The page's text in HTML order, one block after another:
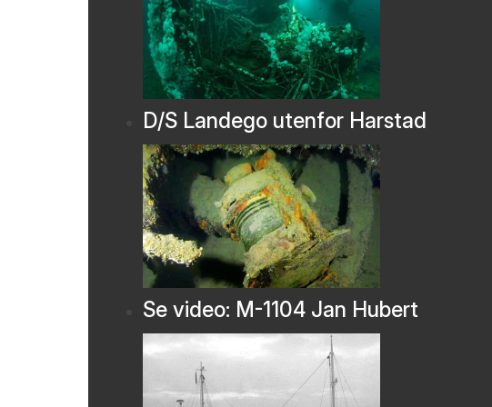
D/S Landego utenfor Harstad
Se video: M-1104 Jan Hubert